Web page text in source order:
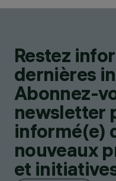
Restez
dernières
Abonnez-
newsletter
informé(e)
nouveaux
et